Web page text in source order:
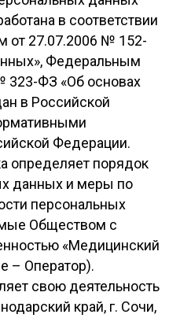
в соответствии
от 27.07.2006 № 152-
Федеральным
323-ФЗ «Об основах
в Российской
Федерации.
определяет порядок
данных и меры по
персональных
Обществом с
«Медицинский
– Оператор).
свою деятельность
край, г. Сочи,